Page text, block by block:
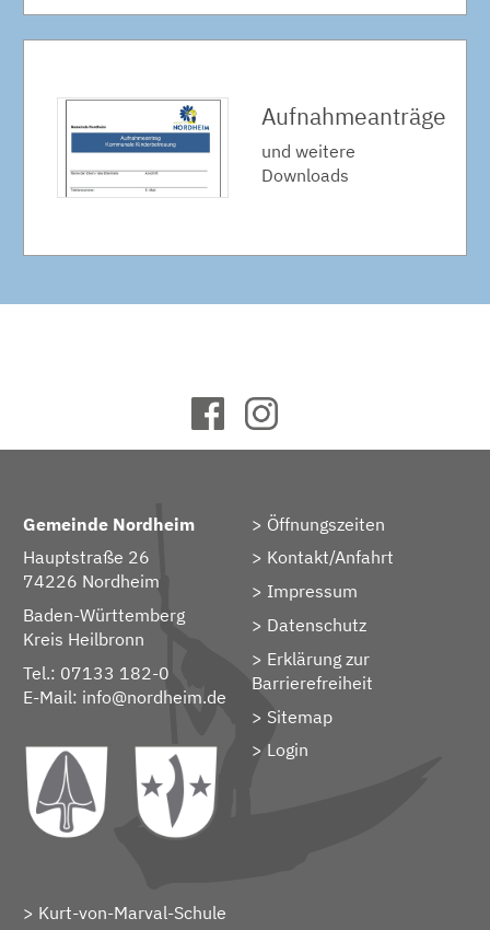
Aufnahmeanträge
und weitere
Downloads
Gemeinde Nordheim
Hauptstraße 26
74226 Nordheim
Baden-Württemberg
Kreis Heilbronn
Tel.: 07133 182-0
E-Mail: info@nordheim.de
Öffnungszeiten
Kontakt/Anfahrt
Impressum
Datenschutz
Erklärung zur
Barrierefreiheit
Sitemap
> Login
Kurt-von-Marval-Schule